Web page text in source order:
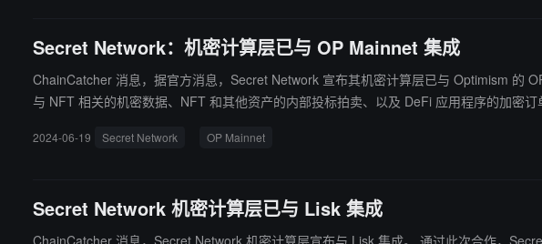
Secret Network：机密计算层已与 OP Mainnet 集成
ChainCatcher 消息，据官方消息，Secret Network 宣布其机密计算层已与 Optimism 的 OP Mainnet 集成。 据悉，可以实现的用例包括：DAO 的私人投票、应用程序的加
与 NFT 相关的机密数据、NFT 和其他资产的内部投标拍卖、以及 DeFi 应用程序的加密订
2024-06-19 Secret Network OP Mainnet
Secret Network 机密计算层已与 Lisk 集成
ChainCatcher 消息，Secret Network 机